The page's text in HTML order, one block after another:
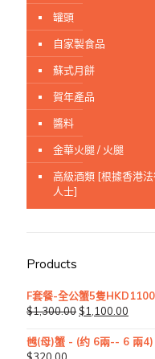
罐頭
自家製食品
蘇式月餅
賀年產品
醬料
金華火腿 / 火腿
高級酒類 [根據香港
人士]
Products
F套餐-全公蟹5隻
$1,300.00$1,100.00
乸(母)蟹 - (约 6兩-- 6 兩4)